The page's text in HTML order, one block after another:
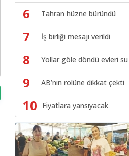
6 Tahran hüzne büründü
7 İş birliği mesajı verildi
8 Yollar göle döndü evleri su
9 AB’nin rolüne dikkat çekti
10 Fiyatlara yansıyacak